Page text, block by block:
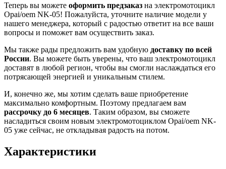
Теперь вы можете оформить предзаказ на электромотоцикл
Opai/oem NK-05! Пожалуйста, уточните наличие модели у
нашего менеджера, который с радостью ответит на все ваши
вопросы и поможет вам осуществить заказ.
Мы также рады предложить вам удобную доставку по всей
России. Вы можете быть уверены, что ваш электромотоцикл
доставят в любой регион, чтобы вы смогли наслаждаться его
потрясающей энергией и уникальным стилем.
И, конечно же, мы хотим сделать ваше приобретение
максимально комфортным. Поэтому предлагаем вам
рассрочку до 6 месяцев. Таким образом, вы сможете
насладиться своим новым электромотоциклом Opai/oem NK-
05 уже сейчас, не откладывая радость на потом.
Характеристики